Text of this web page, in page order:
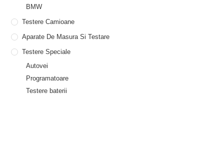
BMW
Testere Camioane
Aparate De Masura Si Testare
Testere Speciale
Autovei
Programatoare
Testere baterii